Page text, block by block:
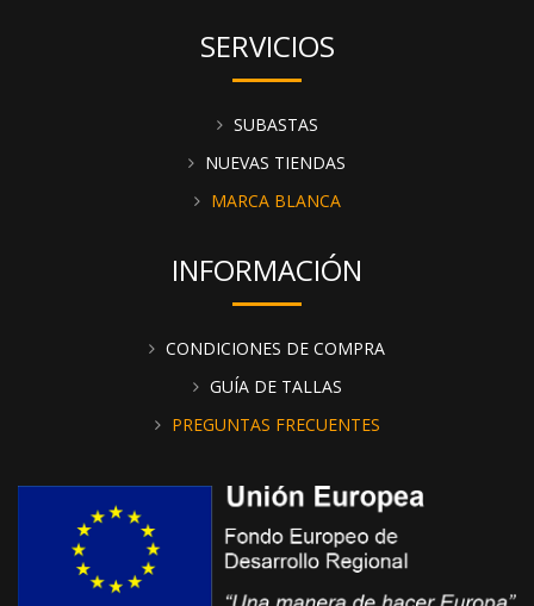
SERVICIOS
SUBASTAS
NUEVAS TIENDAS
MARCA BLANCA
INFORMACIÓN
CONDICIONES DE COMPRA
GUÍA DE TALLAS
PREGUNTAS FRECUENTES